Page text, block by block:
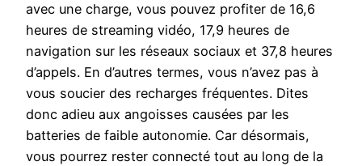
avec une charge, vous pouvez profiter de 16,6
heures de streaming vidéo, 17,9 heures de
navigation sur les réseaux sociaux et 37,8 heures
d’appels. En d’autres termes, vous n’avez pas à
vous soucier des recharges fréquentes. Dites
donc adieu aux angoisses causées par les
batteries de faible autonomie. Car désormais,
vous pourrez rester connecté tout au long de la